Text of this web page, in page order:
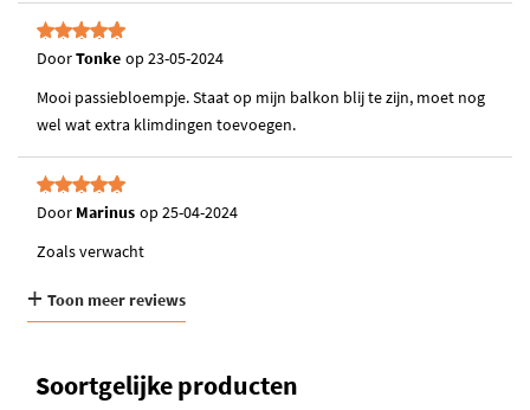
DoorTonke op 23-05-2024
Mooi passiebloempje. Staat op mijn balkon blij te zijn, moet nog
wel wat extra klimdingen toevoegen.
Door Marinus op 25-04-2024
Zoals verwacht
Toon meer reviews
Soortgelijke producten